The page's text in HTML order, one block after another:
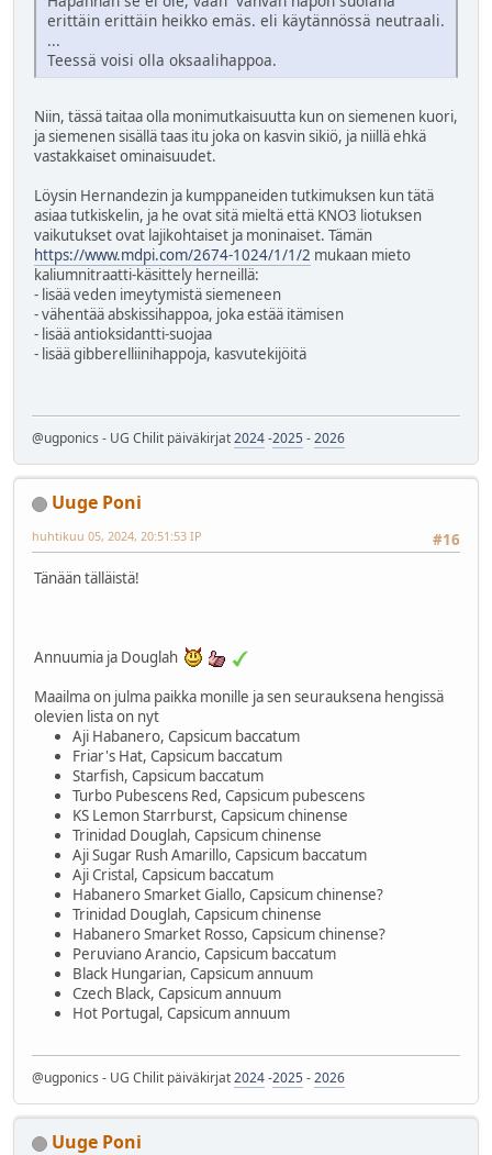
erittäin erittäin heikko emäs. eli käytännössä neutraali.
...
Teessä voisi olla oksaalihappoa.
Niin, tässä taitaa olla monimutkaisuutta kun on siemenen kuori,
ja siemenen sisällä taas itu joka on kasvin sikiö, ja niillä ehkä
vastakkaiset ominaisuudet.
Löysin Hernandezin ja kumppaneiden tutkimuksen kun tätä
asiaa tutkiskelin, ja he ovat sitä mieltä että KNO3 liotuksen
vaikutukset ovat lajikohtaiset ja moninaiset. Tämän
https://www.mdpi.com/2674-1024/1/1/2 mukaan mieto
kaliumnitraatti-käsittely herneillä:
- lisää veden imeytymistä siemeneen
- vähentää abskissihappoa, joka estää itämisen
- lisää antioksidantti-suojaa
- lisää gibberelliinihappoja, kasvutekijöitä
@ugponics - UG Chilit päiväkirjat2024-2025 -2026
Uuge Poni
#16
huhtikuu 05, 2024, 20:51:53 IP
Tänään tälläistä!
Annuumia ja Douglah
Maailma on julma paikka monille ja sen seurauksena hengissä
olevien lista on nyt
Aji Habanero, Capsicum baccatum
Friar's Hat, Capsicum baccatum
Starfish, Capsicum baccatum
Turbo Pubescens Red, Capsicum pubescens
KS Lemon Starrburst, Capsicum chinense
Trinidad Douglah, Capsicum chinense
Aji Sugar Rush Amarillo, Capsicum baccatum
Aji Cristal, Capsicum baccatum
Habanero Smarket Giallo, Capsicum chinense?
Trinidad Douglah, Capsicum chinense
Habanero Smarket Rosso, Capsicum chinense?
Peruviano Arancio, Capsicum baccatum
Black Hungarian, Capsicum annuum
Czech Black, Capsicum annuum
Hot Portugal, Capsicum annuum
@ugponics - UG Chilit päiväkirjat2024-2025 -2026
Uuge Poni